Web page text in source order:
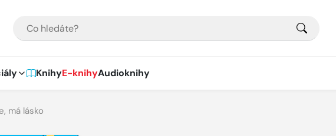
KnihyE-knihyAudioknihy
má lásko